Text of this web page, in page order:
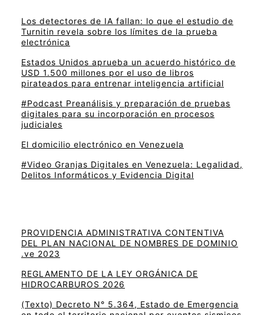
Los detectores de IA fallan: lo que el estudio de
Turnitin revela sobre los límites de la prueba
electrónica
Estados Unidos aprueba un acuerdo histórico de
USD 1.500 millones por el uso de libros
pirateados para entrenar inteligencia artificial
#Podcast Preanálisis y preparación de pruebas
digitales para su incorporación en procesos
judiciales
El domicilio electrónico en Venezuela
#Video Granjas Digitales en Venezuela: Legalidad,
Delitos Informáticos y Evidencia Digital
PROVIDENCIA ADMINISTRATIVA CONTENTIVA
DEL PLAN NACIONAL DE NOMBRES DE DOMINIO
.ve 2023
REGLAMENTO DE LA LEY ORGÁNICA DE
HIDROCARBUROS 2026
(Texto) Decreto N° 5.364, Estado de Emergencia